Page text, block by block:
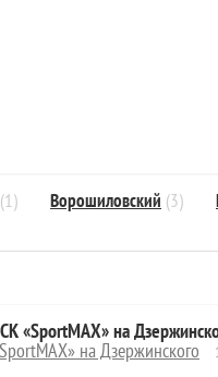
(1) Ворошиловский (3)
«SportMAX» на
на Дзержинского